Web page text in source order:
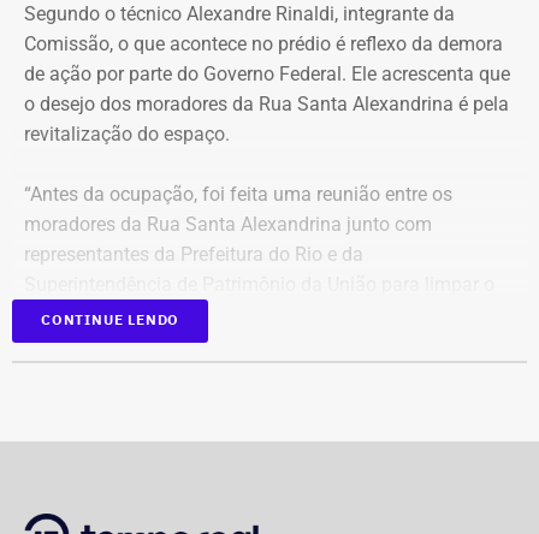
A mudança ocorre com o afastamento da frente fria que
atuou sobre o estado e a aproximação de um novo
sistema.
Segundo o técnico Alexandre Rinaldi, integrante da
Comissão, o que acontece no prédio é reflexo da demora
de ação por parte do Governo Federal. Ele acrescenta que
o desejo dos moradores da Rua Santa Alexandrina é pela
revitalização do espaço.
“Antes da ocupação, foi feita uma reunião entre os
moradores da Rua Santa Alexandrina junto com
representantes da Prefeitura do Rio e da
terreno até passar para o Arquivo Nacional. Mas o
Governo Federal demorou tanto para agir que hoje
Integrante de movimento afirma que
CONTINUE LENDO